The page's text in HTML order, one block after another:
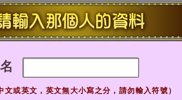
文或英文，英文無大小寫之分，請勿輸入符號）